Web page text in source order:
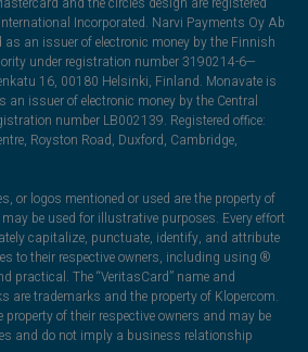
Incorporated. Narvi Payments Oy Ab
an issuer of electronic money by the Finnish
under registration number 3190214-6—
16, 00180 Helsinki, Finland. Monavate is
an issuer of electronic money by the Central
number LB002139. Registered office:
Royston Road, Duxford, Cambridge,
or logos mentioned or used are the property of
be used for illustrative purposes. Every effort
capitalize, punctuate, identify, and attribute
to their respective owners, including using ®
practical. The “VeritasCard” name and
are trademarks and the property of Klopercom.
of their respective owners and may be
and do not imply a business relationship